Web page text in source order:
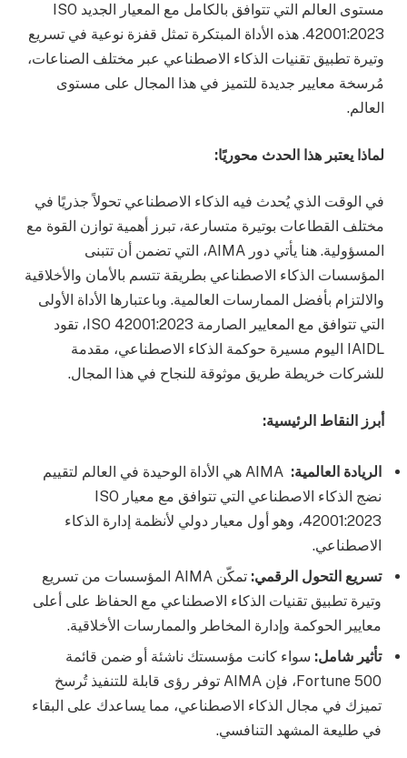
مستوى العالم التي تتوافق بالكامل مع المعيار الجديد ISO
42001:2023. هذه الأداة المبتكرة تمثل قفزة نوعية في تسريع
وتيرة تطبيق تقنيات الذكاء الاصطناعي عبر مختلف الصناعات،
مُرسخة معايير جديدة للتميز في هذا المجال على مستوى
العالم.
لماذا يعتبر هذا الحدث محوريًا:
في الوقت الذي يُحدث فيه الذكاء الاصطناعي تحولاً جذريًا في
مختلف القطاعات بوتيرة متسارعة، تبرز أهمية توازن القوة مع
المسؤولية. هنا يأتي دور AIMA، التي تضمن أن تتبنى
المؤسسات الذكاء الاصطناعي بطريقة تتسم بالأمان والأخلاقية
والالتزام بأفضل الممارسات العالمية. وباعتبارها الأداة الأولى
التي تتوافق مع المعايير الصارمة ISO 42001:2023، تقود
IAIDL اليوم مسيرة حوكمة الذكاء الاصطناعي، مقدمة
للشركات خريطة طريق موثوقة للنجاح في هذا المجال.
أبرز النقاط الرئيسية:
الريادة العالمية:
AIMA هي الأداة الوحيدة في العالم لتقييم
نضج الذكاء الاصطناعي التي تتوافق مع معيار ISO
42001:2023، وهو أول معيار دولي لأنظمة إدارة الذكاء
الاصطناعي.
تسريع التحول الرقمي:
تمكّن AIMA المؤسسات من تسريع
وتيرة تطبيق تقنيات الذكاء الاصطناعي مع الحفاظ على أعلى
معايير الحوكمة وإدارة المخاطر والممارسات الأخلاقية.
تأثير شامل: سواء كانت مؤسستك ناشئة أو ضمن قائمة
Fortune 500، فإن AIMA توفر رؤى قابلة للتنفيذ تُرسخ
تميزك في مجال الذكاء الاصطناعي، مما يساعدك على البقاء
في طليعة المشهد التنافسي.